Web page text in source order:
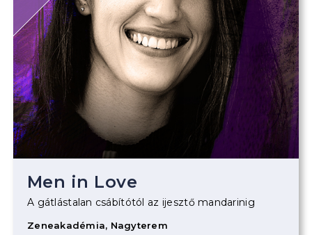
Men in Love
A gátlástalan csábítótól az ijesztő mandarinig
Zeneakadémia, Nagyterem